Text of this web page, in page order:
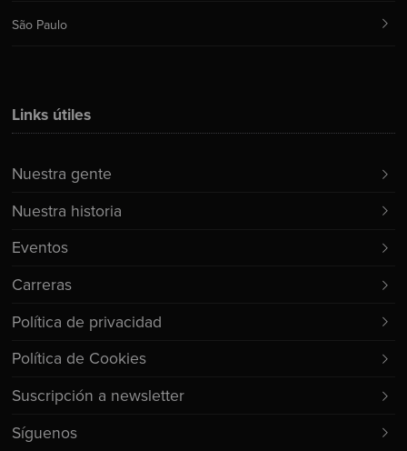
Links útiles
Nuestra gente
Nuestra historia
Eventos
Carreras
Política de privacidad
Política de Cookies
Suscripción a newsletter
Síguenos
São Paulo